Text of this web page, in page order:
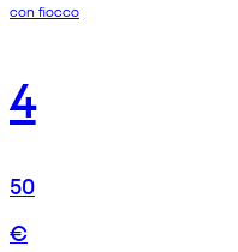
con fiocco
4
50
€